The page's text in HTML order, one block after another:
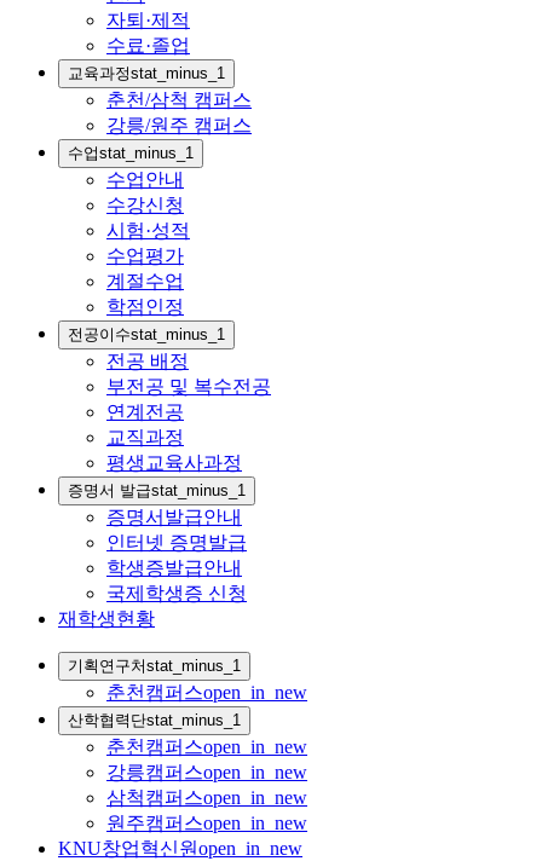
자퇴·제적
수료·졸업
교육과정stat_minus_1
춘천/삼척 캠퍼스
강릉/원주 캠퍼스
수업stat_minus_1
수업안내
수강신청
시험·성적
수업평가
계절수업
학점인정
전공이수stat_minus_1
전공 배정
부전공 및 복수전공
연계전공
교직과정
평생교육사과정
증명서 발급stat_minus_1
증명서발급안내
인터넷 증명발급
학생증발급안내
국제학생증 신청
재학생현황
기획연구처stat_minus_1
춘천캠퍼스open_in_new
산학협력단stat_minus_1
춘천캠퍼스open_in_new
강릉캠퍼스open_in_new
삼척캠퍼스open_in_new
원주캠퍼스open_in_new
KNU창업혁신원open_in_new